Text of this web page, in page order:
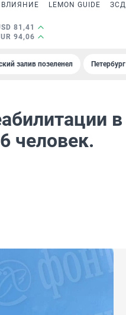
LEMON GUIDE
81,41
94,06
залив позеленел
в
человек.